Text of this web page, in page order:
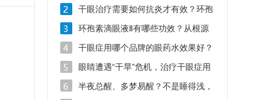
症用什么眼药水？
干眼治疗需要如何抗炎才有效？环孢
素滴眼液Ⅱ抗炎效果怎么样？
环孢素滴眼液Ⅱ有哪些功效？从根源
破解干眼难题
干眼症用哪个品牌的眼药水效果好？
滴眼液千万别乱用！
眼睛遭遇“干旱”危机，治疗干眼症用
哪种眼药水效果好？
半夜总醒、多梦易醒？不是睡得浅，